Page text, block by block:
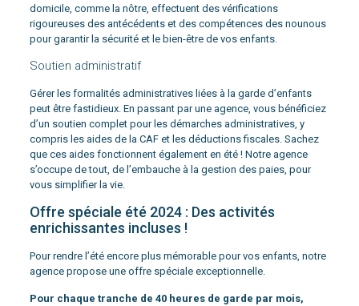
domicile, comme la nôtre, effectuent des vérifications
rigoureuses des antécédents et des compétences des nounous
pour garantir la sécurité et le bien-être de vos enfants.
Soutien administratif
Gérer les formalités administratives liées à la garde d’enfants
peut être fastidieux. En passant par une agence, vous bénéficiez
d’un soutien complet pour les démarches administratives, y
compris les aides de la CAF et les déductions fiscales. Sachez
que ces aides fonctionnent également en été ! Notre agence
s’occupe de tout, de l’embauche à la gestion des paies, pour
vous simplifier la vie.
Offre spéciale été 2024 : Des activités
enrichissantes incluses !
Pour rendre l’été encore plus mémorable pour vos enfants, notre
agence propose une offre spéciale exceptionnelle.
Pour chaque tranche de 40 heures de garde par mois,